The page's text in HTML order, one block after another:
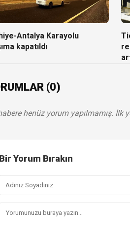
Antalya Karayolu
kapatıldı
(0)
henüz yorum yapılmamış. İlk
Bir Yorum Bırakın